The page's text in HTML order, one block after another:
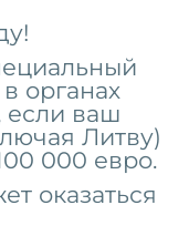
органах
если ваш
Литву)
000 евро.
оказаться